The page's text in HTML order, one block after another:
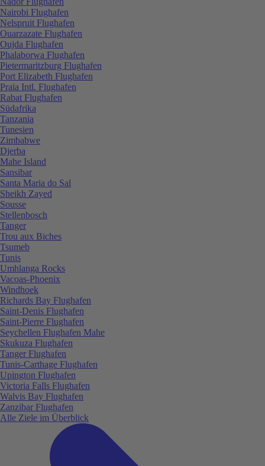
Nairobi Flughafen
Nelspruit Flughafen
Ouarzazate Flughafen
Oujda Flughafen
Phalaborwa Flughafen
Pietermaritzburg Flughafen
Port Elizabeth Flughafen
Praia Intl. Flughafen
Rabat Flughafen
Südafrika
Tanzania
Tunesien
Zimbabwe
Djerba
Mahe Island
Sansibar
Santa Maria do Sal
Sheikh Zayed
Sousse
Stellenbosch
Tanger
Trou aux Biches
Tsumeb
Tunis
Umhlanga Rocks
Vacoas-Phoenix
Windhoek
Richards Bay Flughafen
Saint-Denis Flughafen
Saint-Pierre Flughafen
Seychellen Flughafen Mahe
Skukuza Flughafen
Tanger Flughafen
Tunis-Carthage Flughafen
Upington Flughafen
Victoria Falls Flughafen
Walvis Bay Flughafen
Zanzibar Flughafen
Alle Ziele im Überblick